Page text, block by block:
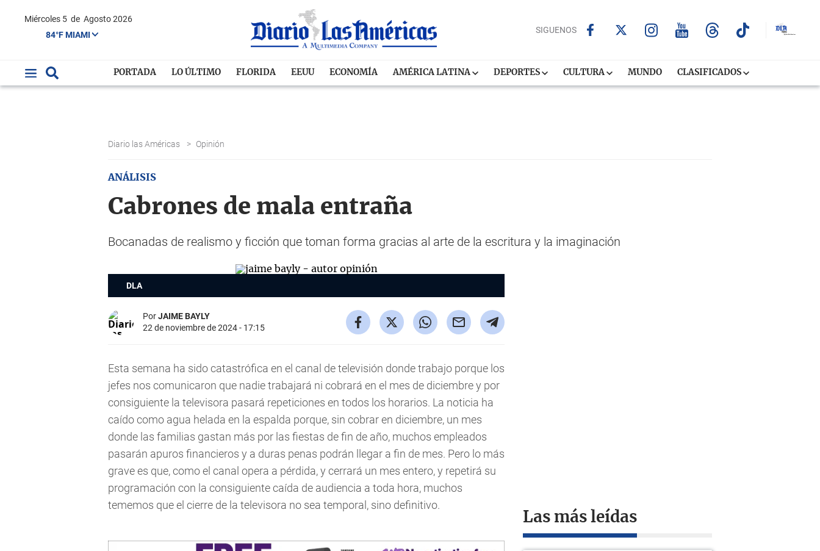
Miércoles 5 de Agosto 2026
84°F MIAMI
SIGUENOS
PORTADA LO ÚLTIMO FLORIDA EEUU ECONOMÍA AMÉRICA LATINA DEPORTES CULTURA MUNDO CLASIFICADOS
Diario las Américas > Opinión
ANÁLISIS
Cabrones de mala entraña
Bocanadas de realismo y ficción que toman forma gracias al arte de la escritura y la imaginación
DLA
PorJAIME BAYLY
22 de noviembre de 2024 - 17:15
Esta semana ha sido catastrófica en el canal de televisión donde trabajo porque los
jefes nos comunicaron que nadie trabajará ni cobrará en el mes de diciembre y por
consiguiente la televisora pasará repeticiones en todos los horarios. La noticia ha
caído como agua helada en la espalda porque, sin cobrar en diciembre, un mes
donde las familias gastan más por las fiestas de fin de año, muchos empleados
pasarán apuros financieros y a duras penas podrán llegar a fin de mes. Pero lo más
grave es que, como el canal opera a pérdida, y cerrará un mes entero, y repetirá su
programación con la consiguiente caída de audiencia a toda hora, muchos
tememos que el cierre de la televisora no sea temporal, sino definitivo.
Las más leídas